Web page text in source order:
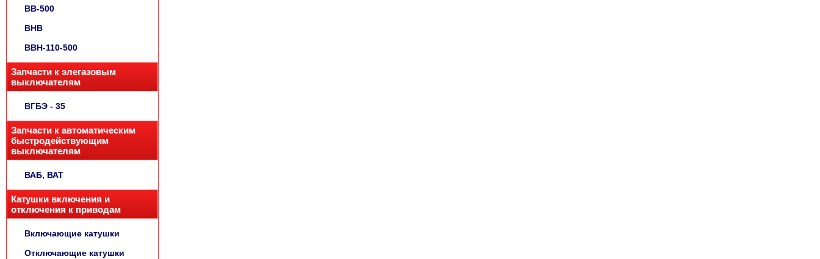
ВВ-500
ВНВ
ВВН-110-500
Запчасти к элегазовым
выключателям
ВГБЭ - 35
Запчасти к автоматическим
быстродействующим
выключателям
ВАБ, ВАТ
Катушки включения и
отключения к приводам
Включающие катушки
Отключающие катушки